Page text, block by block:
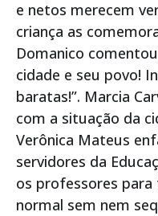
e netos merecem
criança as
Domanico
cidade e seu povo!
baratas!”. Marcia
com a situação da
Verônica Mateus
servidores da
os professores
normal sem nem